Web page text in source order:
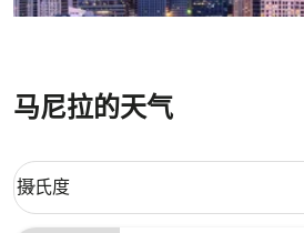
马尼拉的天气
Weather unit option 摄氏度 Selected
摄氏度
keyboard_arrow_down